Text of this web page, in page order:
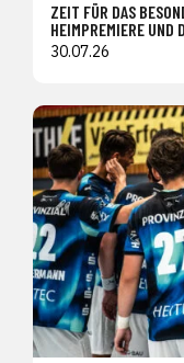
ZEIT FÜR DAS
HEIMPREMIERE UND
30.07.26